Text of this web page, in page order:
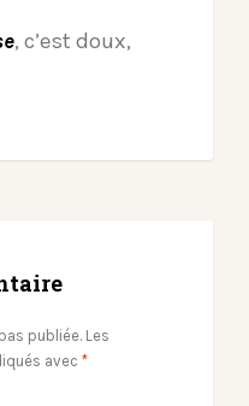
, c’est doux,
publiée. Les
avec *